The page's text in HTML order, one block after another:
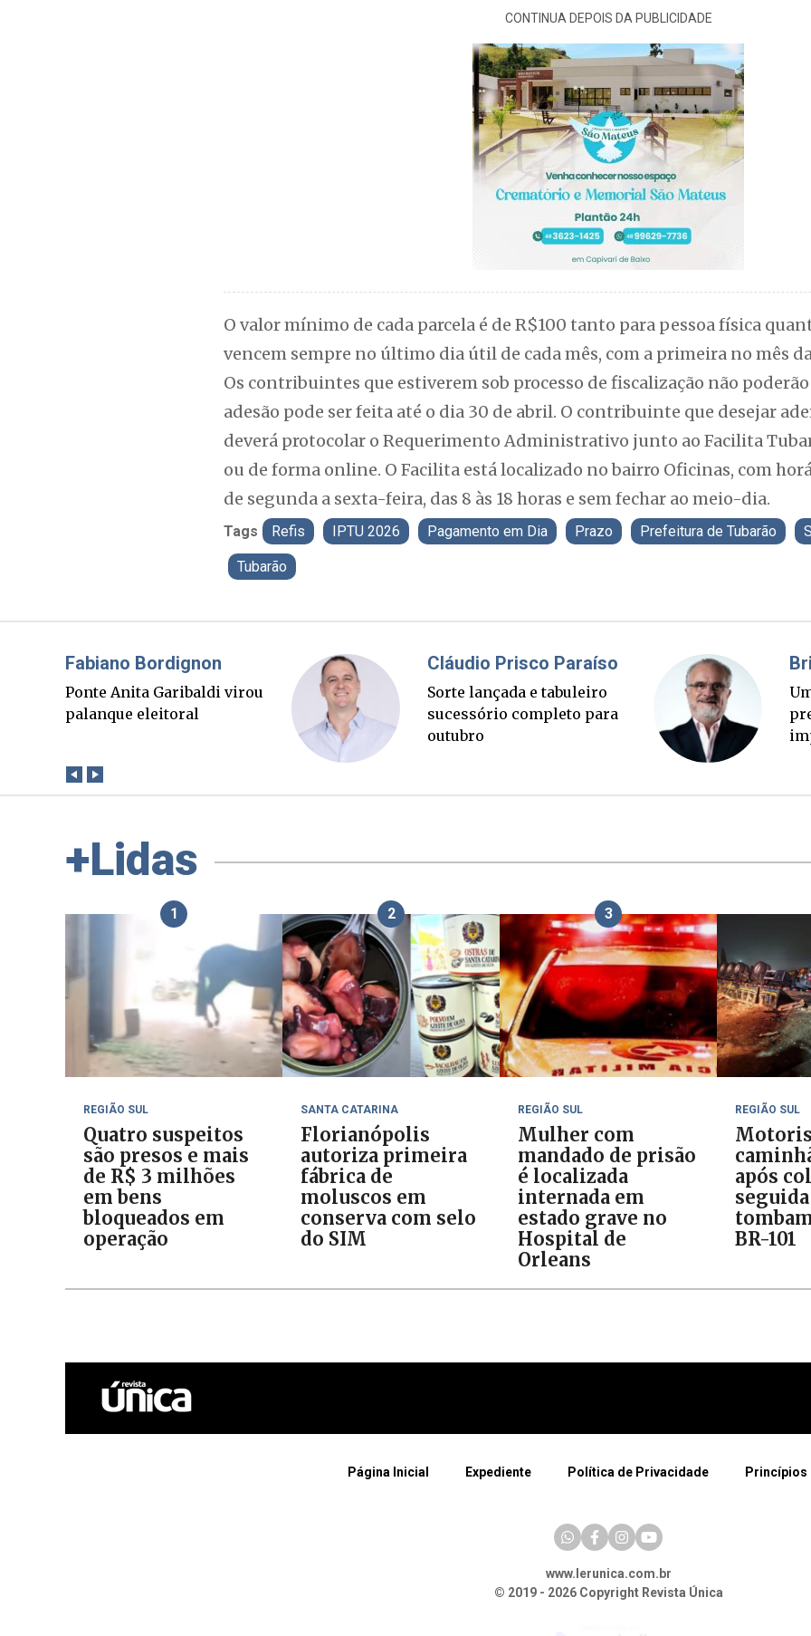
CONTINUA DEPOIS DA PUBLICIDADE
O valor mínimo de cada parcela é de R$100 tanto para pessoa física
vencem sempre no último dia útil de cada mês, com a primeira no mês
Os contribuintes que estiverem sob processo de fiscalização não
adesão pode ser feita até o dia 30 de abril. O contribuinte que desejar
deverá protocolar o Requerimento Administrativo junto ao Facilita
ou de forma online. O Facilita está localizado no bairro Oficinas, com
de segunda a sexta-feira, das 8 às 18 horas e sem fechar ao meio-dia.
Tags Refis IPTU 2026 Pagamento em Dia Prazo Prefeitura de Tubarão
Tubarão
Misael Elias
O Boato corre mais rápido
que a verdade. Mas quem
Fabiano Bordignon
Ponte Anita Garibaldi virou
palanque eleitoral
+Lidas
1
REGIÃO SUL
Quatro suspeitos
são presos e mais
de R$ 3 milhões
em bens
bloqueados em
operação
2
SANTA CATARINA
Florianópolis
autoriza primeira
fábrica de
moluscos em
conserva com selo
do SIM
3
REGIÃO SUL
Mulher com
mandado de prisão
é localizada
internada em
estado grave no
Hospital de
Orleans
REGIÃO SUL
após
BR-101
Página Inicial Expediente Política de Privacidade Princípios
www.lerunica.com.br
© 2019 - 2026 Copyright Revista Única